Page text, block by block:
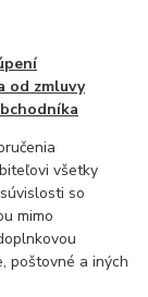
od zmluvy
všetky
so
mimo
poštovné a iných